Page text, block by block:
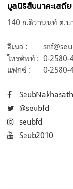
มูลนิธิสืบนาคะเสถี
140 ถ.ติวานนท์ ต.บ
อีเมล :
โทรศัพท์ : 0-2580-
แฟกซ์ :
0-2580-
@seubfd
seubfd
Seub2010